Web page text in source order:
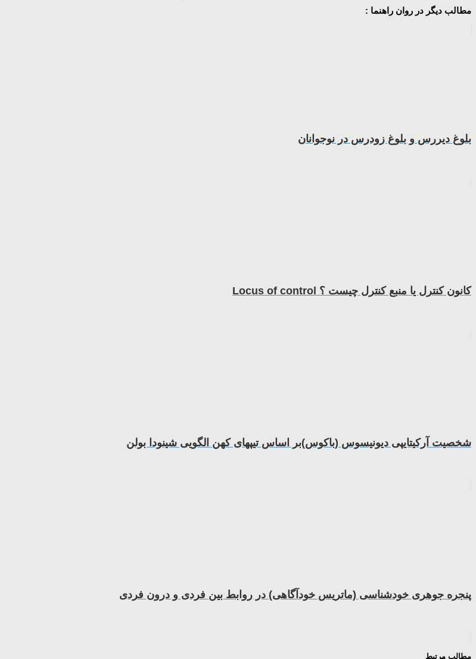
مطالب دیگر در روان راهنما :
بلوغ دیررس و بلوغ زودرس در نوجوانان
كانون كنترل یا منبع کنترل چیست ؟ Locus of control
شخصیت آرکیتایپی دیونیسوس (باکوس)بر اساس تیپهای کهن الگویی شینودا بولن
پنجره جوهری خودشناسی (ماتریس خودآگاهی) در روابط بین فردی و درون فردی
مطالب مرتبط